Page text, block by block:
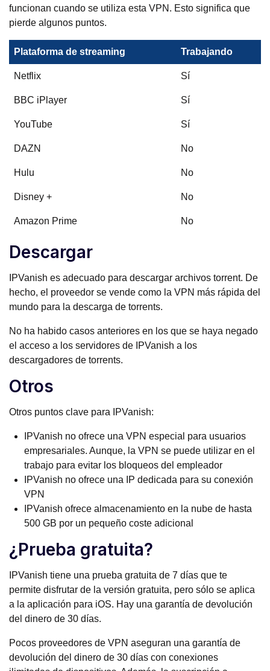
funcionan cuando se utiliza esta VPN. Esto significa que
pierde algunos puntos.
Plataforma de streaming Trabajando
Netflix Sí
BBC iPlayer Sí
YouTube Sí
DAZN No
Hulu No
Disney + No
Amazon Prime No
Descargar
IPVanish es adecuado para descargar archivos torrent. De
hecho, el proveedor se vende como la VPN más rápida del
mundo para la descarga de torrents.
No ha habido casos anteriores en los que se haya negado
el acceso a los servidores de IPVanish a los
descargadores de torrents.
Otros
Otros puntos clave para IPVanish:
IPVanish no ofrece una VPN especial para usuarios
empresariales. Aunque, la VPN se puede utilizar en el
trabajo para evitar los bloqueos del empleador
IPVanish no ofrece una IP dedicada para su conexión
VPN
IPVanish ofrece almacenamiento en la nube de hasta
500 GB por un pequeño coste adicional
¿Prueba gratuita?
IPVanish tiene una prueba gratuita de 7 días que te
permite disfrutar de la versión gratuita, pero sólo se aplica
a la aplicación para iOS. Hay una garantía de devolución
del dinero de 30 días.
Pocos proveedores de VPN aseguran una garantía de
devolución del dinero de 30 días con conexiones